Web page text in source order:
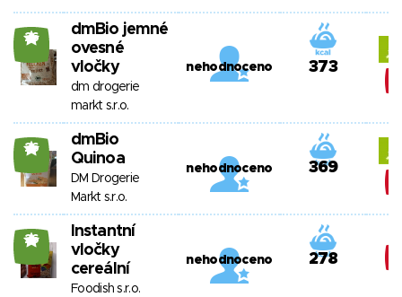
26
dmBio jemné
ovesné
vločky
dm drogerie
markt s.r.o.
nehodnoceno 373
26
dmBio
Quinoa
DM Drogerie
Markt s.r.o.
nehodnoceno 369
26
Instantní
vločky
cereální
Foodish s.r.o.
nehodnoceno 278